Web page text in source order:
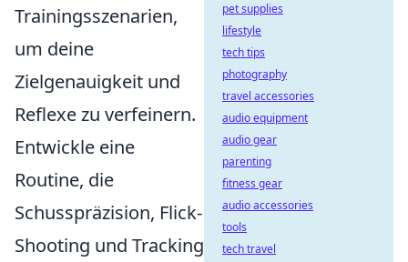
Trainingsszenarien,
um deine
Zielgenauigkeit und
Reflexe zu verfeinern.
Entwickle eine
Routine, die
Schusspräzision, Flick-
Shooting und Tracking
pet supplies
lifestyle
tech tips
photography
travel accessories
audio equipment
audio gear
parenting
fitness gear
audio accessories
tools
tech travel